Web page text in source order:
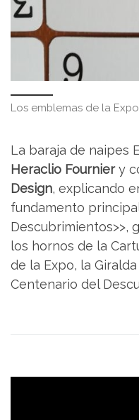
Los emblemas de la
La baraja de naipes
Heraclio Fourniery
Design, explicando
fundamento
Descubrimientos>>,
los hornos de la
de la Expo, la
Centenario del